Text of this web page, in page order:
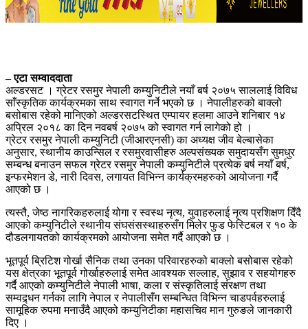
– एटा सम्वाददाता
अल्डरसट । ग्रेटर रसमुर नेपाली कम्युनिटीले नयाँ बर्ष २०७५ साललाई विविध
साँस्कृतिक कार्यक्रमका साथ स्वागत गर्ने भएको छ । नेपालीहरुको बाक्लो
बसोबास रहेको मानिएको अल्डरसटस्थित एम्पायर हलमा आउने शनिबार १४
अप्रिल २०१८ का दिन नवबर्ष २०७५ को स्वागत गर्न लागेको हो ।
ग्रेटर रसमुर नेपाली कम्युनिटी (जीआरएनसी) का अध्यक्ष जीव बेल्बासेका
अनुसार, स्थानीय काउन्सिल र रसमुरवासीहरु अल्पसंख्यक समुदायसँग सुमधुर
सम्बन्ध बनाउन सफल ग्रेटर रसमुर नेपाली कम्युनिटीले प्रत्येक बर्ष नयाँ बर्ष,
इन्फरमेशन डे, नारी दिवस, लगायत विभिन्न कार्यक्रमहरुको आयोजना गर्दै
आएको छ ।
त्यस्तै, जेष्ठ नागरिकहरुलाई योगा र स्वस्थ नृत्य, युवाहरुलाई नृत्य प्रशिक्षण दिँदै
आएको कम्युनिटीले स्थानीय संघसंसस्थाहरुसँग मिलेर फुड फेस्टिबल र १० के
दौडलगायतको कार्यक्रमको आयोजना समेत गर्दै आएको छ ।
भूतपूर्व ब्रिटिश गोर्खा सैनिक तथा उनका परिवारहरुको बाक्लो बसोबास रहेको
यस क्षेत्रका भूतपूर्व गोर्खाहरुलाई समेत आवश्यक सल्लाह, सुझाव र सहयोगहरु
गर्दै आएको कम्युनिटीले नेपाली भाषा, कला र संस्कृतिलाई संरक्षण तथा
सम्वद्र्धन गर्नका लागि नेपाल र नेपालीसँग सम्बन्धित विभिन्न चाडपर्वहरुलाई
सामूहिक रुपमा मनाउँदै आएको कम्युनिटीका महासचिव मान गुरुङले जानकारी
दिए ।